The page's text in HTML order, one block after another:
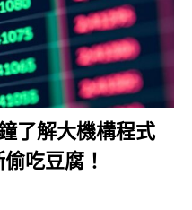
了解大機構程式
吃豆腐！